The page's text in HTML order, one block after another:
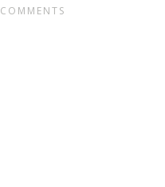
COMMENTS